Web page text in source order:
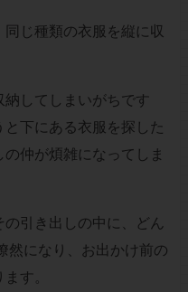
じ種類の衣服を縦に収
してしまいがちです
下にある衣服を探した
仲が煩雑になってしま
引き出しの中に、どん
然になり、お出かけ前の
す。